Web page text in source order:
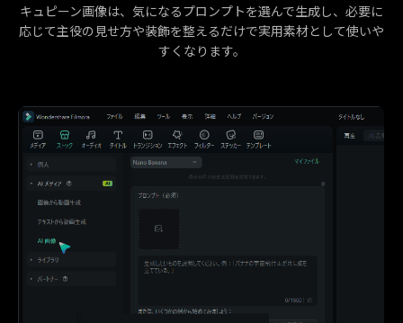
キュピーン画像は、気になるプロンプトを選んで生成し、必要に
応じて主役の見せ方や装飾を整えるだけで実用素材として使いや
すくなります。